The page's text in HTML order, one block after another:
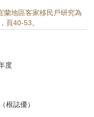
蘭地區客家移民戶研究為
頁40-53。
度
根誌優）